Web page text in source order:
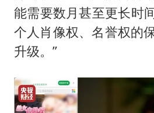
能需要数月甚至更长时
个人肖像权、名誉权的
升级。”